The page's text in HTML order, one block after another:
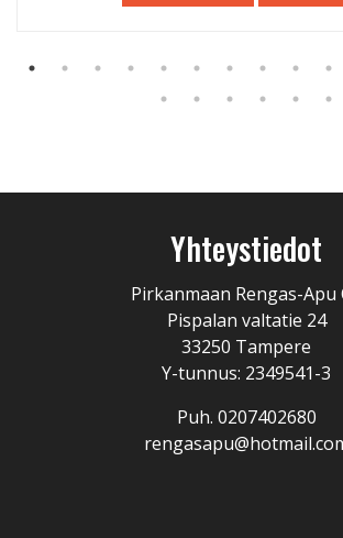
Yhteystiedot
Pirkanmaan Rengas-Apu
Pispalan valtatie 24
33250 Tampere
Y-tunnus: 2349541-3
Puh. 0207402680